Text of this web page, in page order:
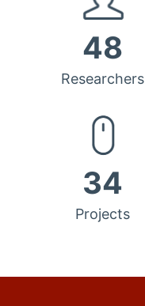
48
Researchers
34
Projects